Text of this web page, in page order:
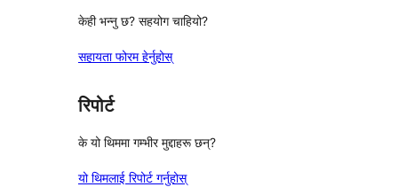
केही भन्नु छ? सहयोग चाहियो?
सहायता फोरम हेर्नुहोस्
रिपोर्ट
के यो थिममा गम्भीर मुद्दाहरू छन्?
यो थिमलाई रिपोर्ट गर्नुहोस्